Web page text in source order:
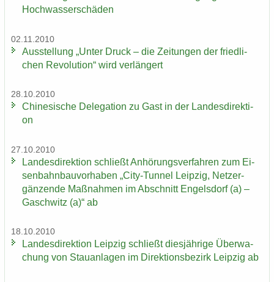
Hoch­was­ser­schä­den
02.11.2010
Aus­stel­lung „Unter Druck – die Zei­tun­gen der fried­li­
chen Re­vo­lu­ti­on“ wird ver­län­gert
28.10.2010
Chi­ne­si­sche De­le­ga­ti­on zu Gast in der Lan­des­di­rek­ti­
on
27.10.2010
Lan­des­di­rek­ti­on schließt An­hö­rungs­ver­fah­ren zum Ei­
sen­bahn­bau­vor­ha­ben „City-​Tunnel Leip­zig, Netz­er­
gän­zen­de Maß­nah­men im Ab­schnitt En­gels­dorf (a) –
Gaschwitz (a)“ ab
18.10.2010
Lan­des­di­rek­ti­on Leip­zig schließt dies­jäh­ri­ge Über­wa­
chung von Stau­an­la­gen im Di­rek­ti­ons­be­zirk Leip­zig ab